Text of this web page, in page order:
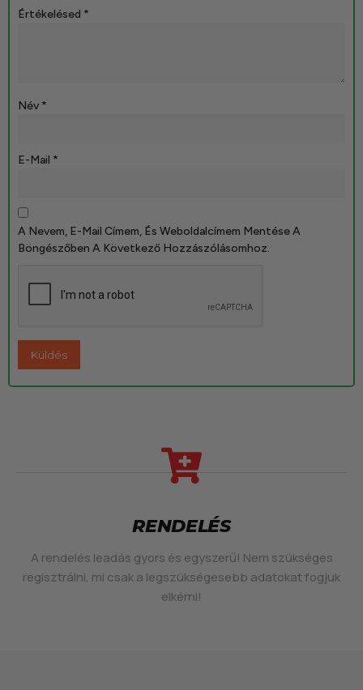
Értékelésed *
Név *
E-Mail *
A Nevem, E-Mail Címem, És Weboldalcímem Mentése A
Böngészőben A Következő Hozzászólásomhoz.
RENDELÉS
A rendelés leadás gyors és egyszerű! Nem szükséges
regisztrálni, mi csak a legszükségesebb adatokat fogjuk
elkérni!